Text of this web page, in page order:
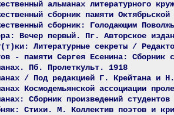
альманах литературного
сборник памяти
сборник: Голодающим
Вечер первый. Пг. Авторское
Литературные секреты /
- памяти Сергея Есенина:
Пб. Пролеткульт. 1918
/ Под редакцией Г. Крейтана и
Космодемьянской ассоциации
Сборник произведений
Стихи. М. Коллектив поэтов и